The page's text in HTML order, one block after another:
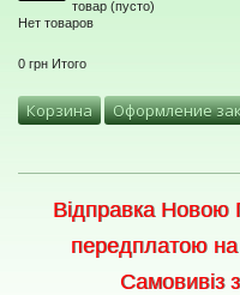
товар (пусто)
Нет товаров
0 грн Итого
Корзина Оформление
Відправка Новою
передплатою
Самовивіз